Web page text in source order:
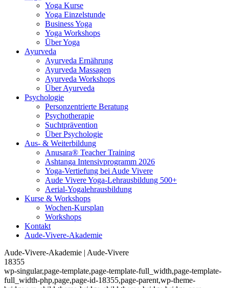
Yoga Kurse
Yoga Einzelstunde
Business Yoga
Yoga Workshops
Über Yoga
Ayurveda
Ayurveda Ernährung
Ayurveda Massagen
Ayurveda Workshops
Über Ayurveda
Psychologie
Personzentrierte Beratung
Psychotherapie
Suchtprävention
Über Psychologie
Aus- & Weiterbildung
Anusara® Teacher Training
Ashtanga Intensivprogramm 2026
Yoga-Vertiefung bei Aude Vivere
Aude Vivere Yoga-Lehrausbildung 500+
Aerial-Yogalehrausbildung
Kurse & Workshops
Wochen-Kursplan
Workshops
Kontakt
Aude-Vivere-Akademie
Aude-Vivere-Akademie | Aude-Vivere
18355
wp-singular,page-template,page-template-full_width,page-template-
full_width-php,page,page-id-18355,page-parent,wp-theme-